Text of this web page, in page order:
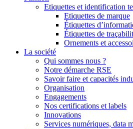
Etiquettes et identification
Etiquettes de marque
Étiquettes
Étiquettes de
Ornements et
La société
Qui sommes nous ?
Notre démarche RSE
Savoir faire et capacités
Organisation
Engagements
Nos certifications et labels
Innovations
Services numériques, data